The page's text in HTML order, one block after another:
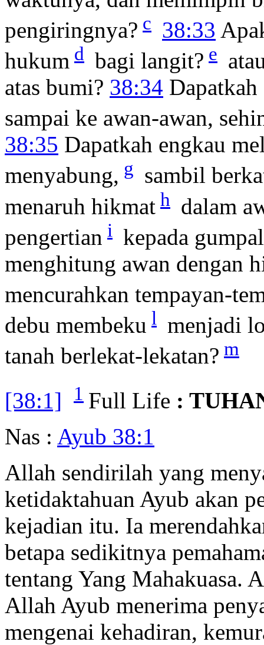
pengiringnya? c 38:33
hukum d bagi langit? e
atas bumi? 38:34
sampai ke awan-awan,
38:35 Dapatkah engkau
menyabung, g sambil
menaruh hikmat h dalam
pengertian i kepada
menghitung awan dengan
mencurahkan tempayan-
debu membeku l menjadi
tanah berlekat-lekatan? m
[38:1] 1 Full Life :
Nas : Ayub 38:1
Allah sendirilah yang
ketidaktahuan Ayub akan
kejadian itu. Ia
betapa sedikitnya
tentang Yang Mahakuasa.
Allah Ayub menerima
mengenai kehadiran,